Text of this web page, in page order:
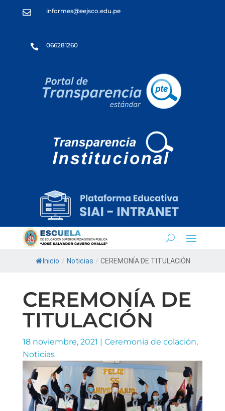
 informes@eejsco.edu.pe
 066281260
Inicio / Noticias / CEREMONÍA DE TITULACIÓN
CEREMONÍA DE
TITULACIÓN
18 noviembre, 2021 | Ceremonia de colación,
Noticias